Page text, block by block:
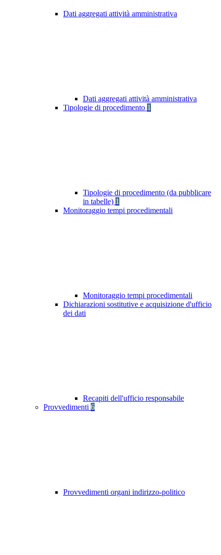
Dati aggregati attività amministrativa
Dati aggregati attività amministrativa
Tipologie di procedimento 1
Tipologie di procedimento (da pubblicare
in tabelle) 1
Monitoraggio tempi procedimentali
Monitoraggio tempi procedimentali
Dichiarazioni sostitutive e acquisizione d'ufficio
dei dati
Recapiti dell'ufficio responsabile
Provvedimenti 6
Provvedimenti organi indirizzo-politico